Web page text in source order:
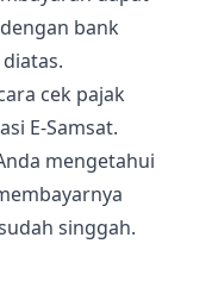
bank
cek pajak
E-Samsat.
mengetahui
singgah.